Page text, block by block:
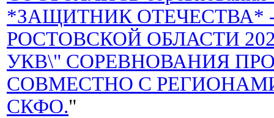
*ЗАЩИТНИК ОТЕЧЕСТВА*
РОСТОВСКОЙ ОБЛАСТИ 2026
УКВ\" СОРЕВНОВАНИЯ
СОВМЕСТНО С
СКФО."